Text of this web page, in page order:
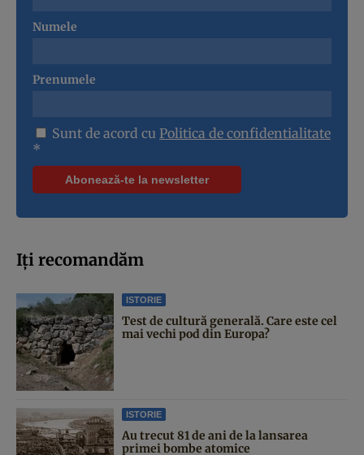
Numele
Prenumele
Sunt de acord cu Politica de confidentialitate
*
Iți recomandăm
ISTORIE
Test de cultură generală. Care este cel
mai vechi pod din Europa?
ISTORIE
Au trecut 81 de ani de la lansarea
primei bombe atomice